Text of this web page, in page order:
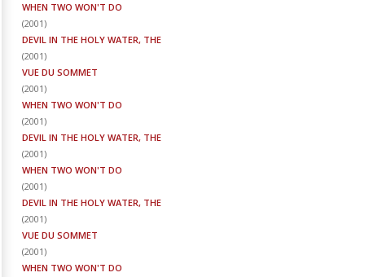
WHEN TWO WON'T DO
(2001)
DEVIL IN THE HOLY WATER, THE
(2001)
VUE DU SOMMET
(2001)
WHEN TWO WON'T DO
(2001)
DEVIL IN THE HOLY WATER, THE
(2001)
WHEN TWO WON'T DO
(2001)
DEVIL IN THE HOLY WATER, THE
(2001)
VUE DU SOMMET
(2001)
WHEN TWO WON'T DO